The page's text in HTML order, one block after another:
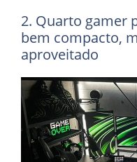
2. Quarto gamer
bem compacto,
aproveitado